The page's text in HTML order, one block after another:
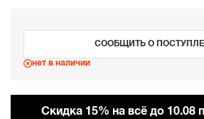
СООБЩИТЬ О
нет в наличии
Cкидка 15% на всё до 10.08